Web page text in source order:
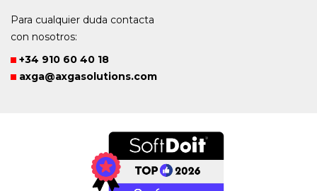
Para cualquier duda contacta
con nosotros:
+34 910 60 40 18
axga@axgasolutions.com